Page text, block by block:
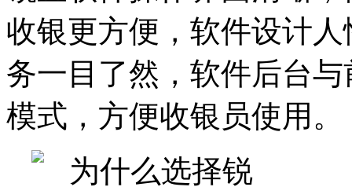
收银更方便，软件设计
务一目了然，软件后台
模式，方便收银员使用。